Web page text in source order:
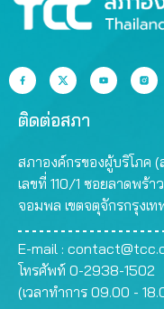
ติดต่อสภา
สภาองค์กรของผู้บริโภค (
เลขที่ 110/1 ซอยลาดพร้
จอมพล เขตจตุจักรกรุงเ
E-mail :
โทรศัพท์ 0-2938-1502
(เวลาทำการ 09.00 -